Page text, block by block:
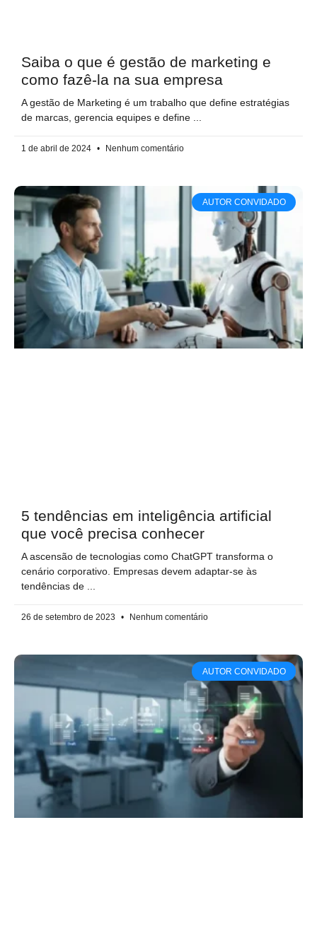
Saiba o que é gestão de marketing e
como fazê-la na sua empresa
A gestão de Marketing é um trabalho que define estratégias
de marcas, gerencia equipes e define
1 de abril de 2024 Nenhum comentário
AUTOR CONVIDADO
5 tendências em inteligência artificial
que você precisa conhecer
A ascensão de tecnologias como ChatGPT transforma o
cenário corporativo. Empresas devem adaptar-se às
tendências de
26 de setembro de 2023 Nenhum comentário
AUTOR CONVIDADO